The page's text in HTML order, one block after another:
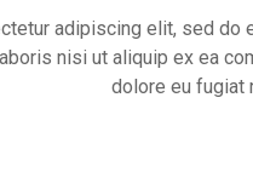
adipiscing elit, sed do
nisi ut aliquip ex ea
dolore eu fugiat